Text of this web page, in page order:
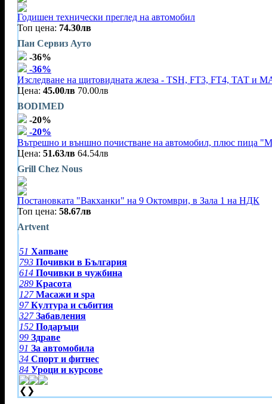
Годишен технически преглед на автомобил
Топ цена: 74.30лв
Пан Сервиз Ауто
-36%
-36%
Изследване на щитовидната жлеза - TSH, FT3, FT4, ТАТ и
Цена: 45.00лв 70.00лв
BODIMED
-20%
-20%
Вътрешно и външно почистване на автомобил, плюс пица
Цена: 51.63лв 64.54лв
Grill Chez Nous
Постановката "Вакханки" на 9 Октомври, в Зала 1 на НДК
Топ цена: 58.67лв
Artvent
51 Хапване
793 Почивки в България
614 Почивки в чужбина
289 Красота
127 Масажи и spa
97 Култура и събития
327 Забавления
152 Подаръци
99 Здраве
91 За автомобила
34 Спорт и фитнес
84 Уроци и курсове
❮ ❯